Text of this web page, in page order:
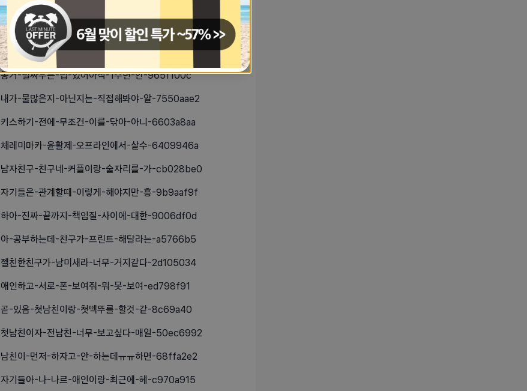
남자친구가-눈-가리고-하자는데-이런게-7f3e8548
보디빌딩왜-피지컬대회이런데-남자들끼리-a379533
현재-직장이-임시-휴업한-상태인데내부-60aff9f7
동거-덜싸우는-팁-있어아직-1주년-안-965f100c
내가-물많은지-아닌지는-직접해봐야-알-7550aae2
키스하기-전에-무조건-이를-닦아-아니-6603a8aa
체레미마카-윤활제-오프라인에서-살수-6409946a
남자친구-친구네-커플이랑-술자리를-가-cb028be0
자기들은-관계할때-이렇게-해야지만-흥-9b9aaf9f
하아-진짜-끝까지-책임질-사이에-대한-9006df0d
아-공부하는데-친구가-프린트-해달라는-a5766b5
젤친한친구가-남미새라-너무-거지같다-2d105034
애인하고-서로-폰-보여줘-뭐-못-보여-ed798f91
곧-있음-첫남친이랑-첫떽뚜를-할것-같-8c69a40
첫남친이자-전남친-너무-보고싶다-매일-50ec6992
남친이-먼저-하자고-안-하는데ㅠㅠ하면-68ffa2e2
자기들아-나-나르-애인이랑-최근에-헤-c970a915